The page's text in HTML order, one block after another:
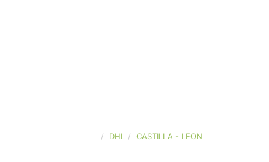
DHL CASTILLA - LEON